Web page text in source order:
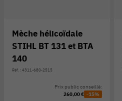
Mèche hélicoïdale
STIHL BT 131 et BTA
140
Réf. : 4311-680-2515
Prix public conseillé:
260,00 € -15%